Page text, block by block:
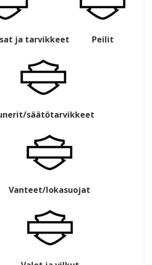
ja tarvikkeet Peilit
säätötarvikkeet
Vanteet/lokasuojat